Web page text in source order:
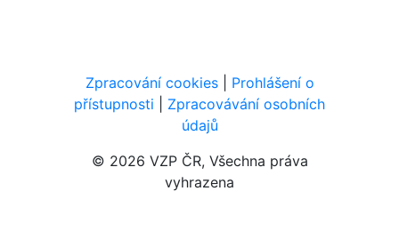
Navigace v patičce
Zpracování cookies
Prohlášení o
přístupnosti
Zpracovávání osobních
údajů
© 2026 VZP ČR, Všechna práva
vyhrazena